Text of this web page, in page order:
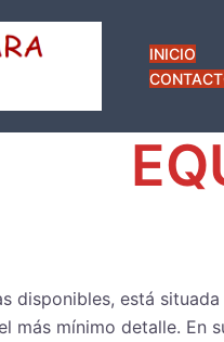
INICIO
disponibles, está
más mínimo detalle.